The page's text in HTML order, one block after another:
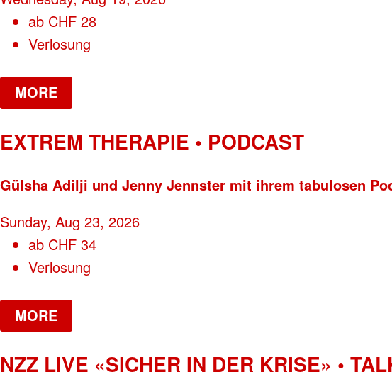
ab CHF 28
Verlosung
MORE
EXTREM THERAPIE • PODCAST
Gülsha Adilji und Jenny Jennster mit ihrem tabulosen
Sunday, Aug 23, 2026
ab CHF 34
Verlosung
MORE
NZZ LIVE «SICHER IN DER KRISE» •